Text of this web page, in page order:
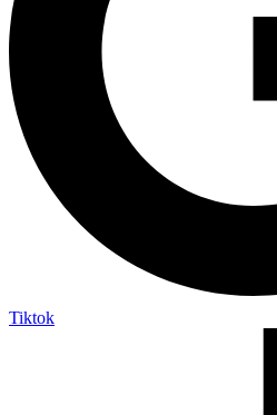
Tiktok